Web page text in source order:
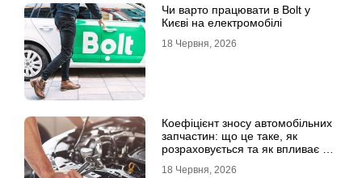
Чи варто працювати в Bolt у
Києві на електромобілі
18 Червня, 2026
Коефіцієнт зносу автомобільних
запчастин: що це таке, як
розраховується та як впливає на
18 Червня, 2026